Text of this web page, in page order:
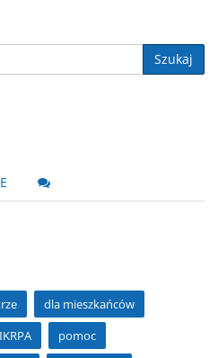
Szukaj
dla mieszkańców
pomoc